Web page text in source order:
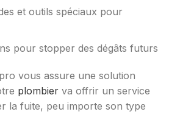
et outils spéciaux pour
pour stopper des dégâts futurs
pro vous assure une solution
plombier va offrir un service
la fuite, peu importe son type